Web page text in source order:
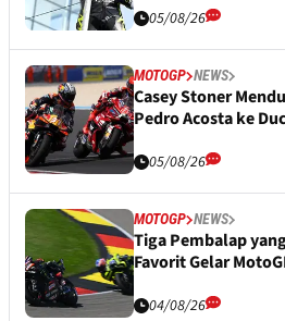
05/08/26
MOTOGP NEWS
Casey Stoner
Pedro Acosta ke
05/08/26
MOTOGP NEWS
Tiga Pembalap
Favorit Gelar
04/08/26